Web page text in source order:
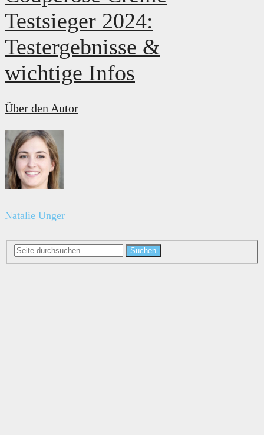
Testsieger 2024:
Testergebnisse &
wichtige Infos
Über den Autor
Natalie Unger
Suchen